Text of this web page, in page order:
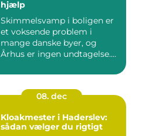
hjælp
Skimmelsvamp i boligen er
et voksende problem i
mange danske byer, og
Århus er ingen undtagelse.
08. dec
Kloakmester i Haderslev:
sådan vælger du rigtigt